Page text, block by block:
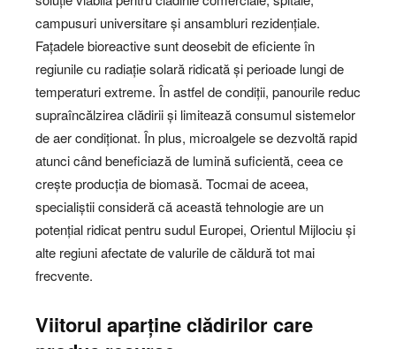
campusuri universitare și ansambluri rezidențiale.
Fațadele bioreactive sunt deosebit de eficiente în
regiunile cu radiație solară ridicată și perioade lungi de
temperaturi extreme. În astfel de condiții, panourile reduc
supraîncălzirea clădirii și limitează consumul sistemelor
de aer condiționat. În plus, microalgele se dezvoltă rapid
atunci când beneficiază de lumină suficientă, ceea ce
crește producția de biomasă. Tocmai de aceea,
specialiștii consideră că această tehnologie are un
potențial ridicat pentru sudul Europei, Orientul Mijlociu și
alte regiuni afectate de valurile de căldură tot mai
frecvente.
Viitorul aparține clădirilor care